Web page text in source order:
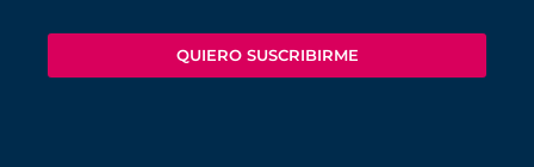
QUIERO SUSCRIBIRME